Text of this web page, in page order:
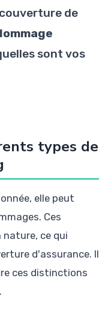
de
sont vos
types de
elle peut
Ces
ce qui
d'assurance. Il
ces distinctions